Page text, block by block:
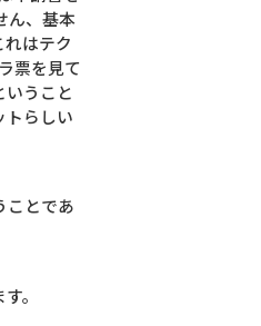
ん、基本
はテク
票を見て
うこと
トらしい
ことであ
。